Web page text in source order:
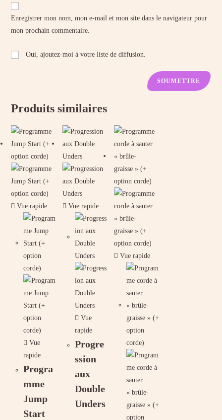
Enregistrer mon nom, mon e-mail et mon site dans le navigateur pour
mon prochain commentaire.
Oui, ajoutez-moi à votre liste de diffusion.
Produits similaires
Vue rapide
Vue
rapide
Progra
mme
Jump
Start
Vue rapide
Vue
rapide
Progre
ssion
aux
Double
Unders
Vue rapide